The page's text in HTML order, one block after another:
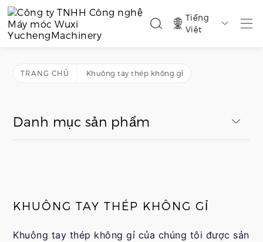
Tiếng
Việt

TRANG CHỦ Khuông tay thép không gỉ
Danh mục sản phẩm
KHUÔNG TAY THÉP KHÔNG GỈ
Khuông tay thép không gỉ của chúng tôi được sản